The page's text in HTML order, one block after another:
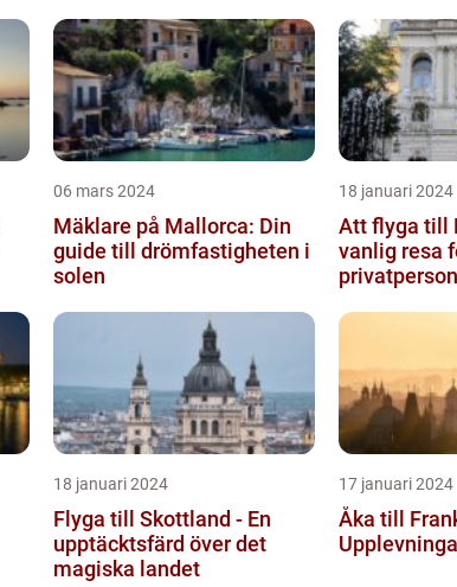
06 mars 2024
Mäklare på Mallorca: Din
guide till drömfastigheten i
solen
18 januari 2024
Att flyga till
vanlig resa
18 januari 2024
Flyga till Skottland - En
upptäcktsfärd över det
magiska landet
17 januari 2024
Åka till